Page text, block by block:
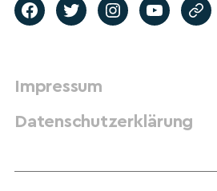
Impressum
Datenschutzerklärung